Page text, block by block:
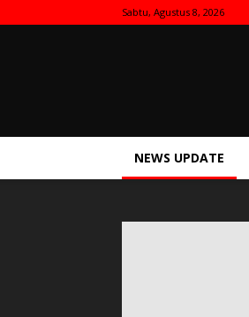
Sabtu, Agustus 8, 2026
NEWS UPDATE